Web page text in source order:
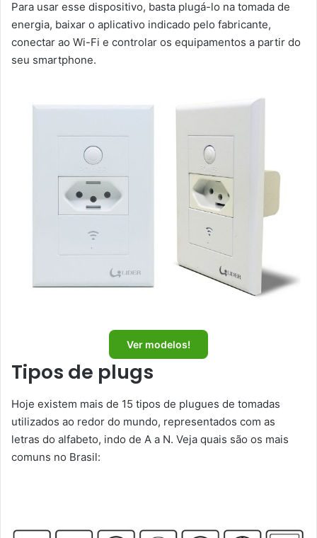
Para usar esse dispositivo, basta plugá-lo na tomada de
energia, baixar o aplicativo indicado pelo fabricante,
conectar ao Wi-Fi e controlar os equipamentos a partir do
seu smartphone.
Ver modelos!
Tipos de plugs
Hoje existem mais de 15 tipos de plugues de tomadas
utilizados ao redor do mundo, representados com as
letras do alfabeto, indo de A a N. Veja quais são os mais
comuns no Brasil: